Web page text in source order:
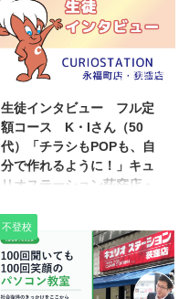
短で業務再開ができるよう対応い
たします。 ■ 依頼者の概要 60
代・男性／自営業杉並区 荻窪在
住 ■ 依頼日 2025年7月 ■ 依頼の
背景 長年使用していたデスクト
ップパソコンが突然起動しなくな
ったとのご相談。日常業務に使用
されていたため、できるだけ早く
代替機を用意し、データも復旧し
たいとのことでした。 ■ 当店を選
こと。初期 ...
2025/7/9
生徒インタビュー フル定
額コース K・Iさん（50
代）「チラシもPOPも、自
分で作れるように！」キュ
リオステーション荻窪店・
現在、キュリオステーション荻窪
店でExcel応用を学習中のK・Iさ
んに、教室での学びについてお話
をうかがいました。
不登校